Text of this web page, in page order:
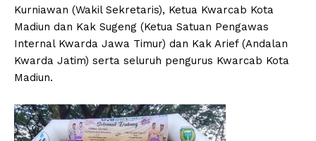
Kurniawan (Wakil Sekretaris), Ketua Kwarcab Kota
Madiun dan Kak Sugeng (Ketua Satuan Pengawas
Internal Kwarda Jawa Timur) dan Kak Arief (Andalan
Kwarda Jatim) serta seluruh pengurus Kwarcab Kota
Madiun.